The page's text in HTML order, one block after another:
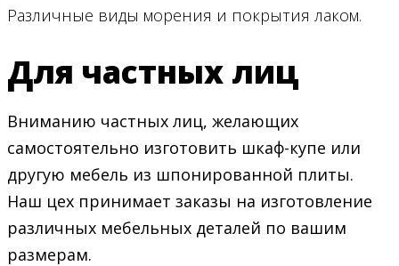
Различные виды морения и покрытия лаком.
Для частных лиц
Вниманию частных лиц, желающих
самостоятельно изготовить шкаф-купе или
другую мебель из шпонированной плиты.
Наш цех принимает заказы на изготовление
различных мебельных деталей по вашим
размерам.